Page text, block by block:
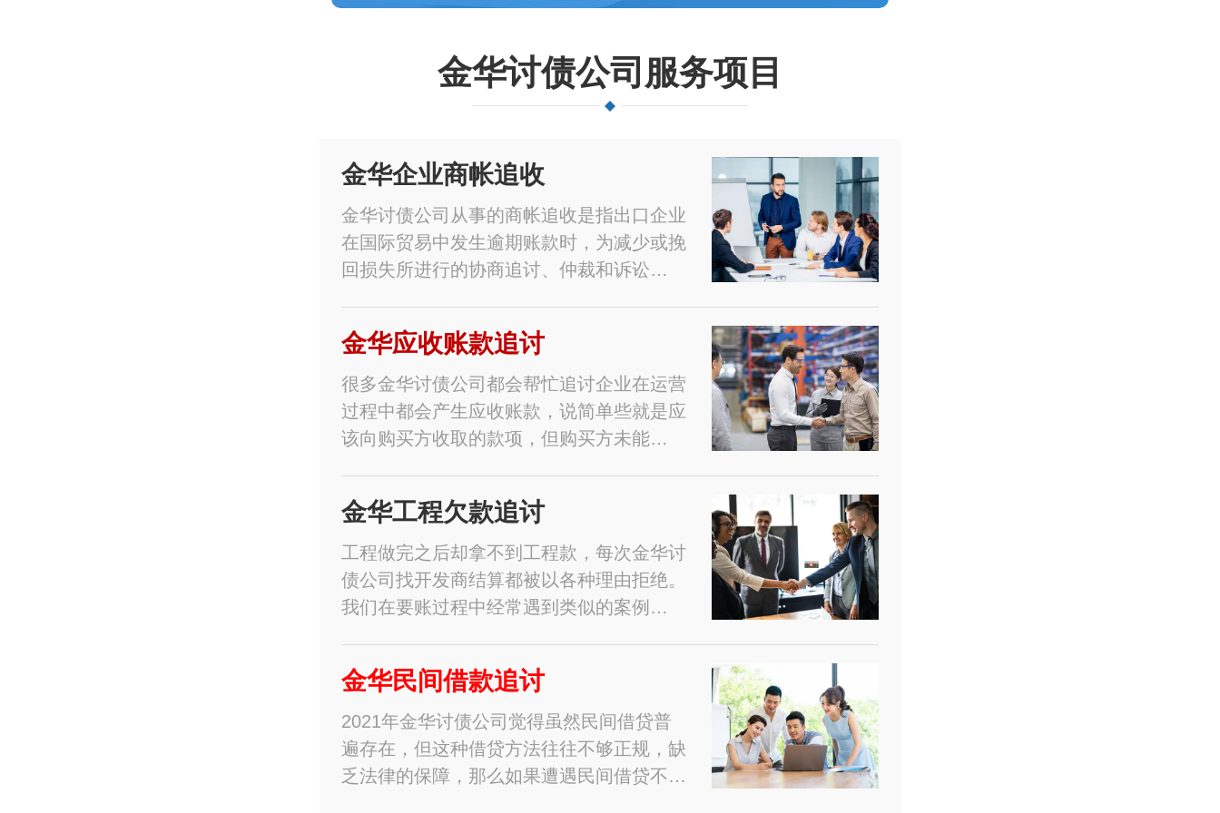
金华讨债公司服务项目
金华企业商帐追收
金华讨债公司从事的商帐追收是指出口企业
在国际贸易中发生逾期账款时，为减少或挽
回损失所进行的协商追讨、仲裁和诉讼…
金华应收账款追讨
很多金华讨债公司都会帮忙追讨企业在运营
过程中都会产生应收账款，说简单些就是应
该向购买方收取的款项，但购买方未能…
金华工程欠款追讨
工程做完之后却拿不到工程款，每次金华讨
债公司找开发商结算都被以各种理由拒绝。
我们在要账过程中经常遇到类似的案例…
金华民间借款追讨
2021年金华讨债公司觉得虽然民间借贷普
遍存在，但这种借贷方法往往不够正规，缺
乏法律的保障，那么如果遭遇民间借贷不…